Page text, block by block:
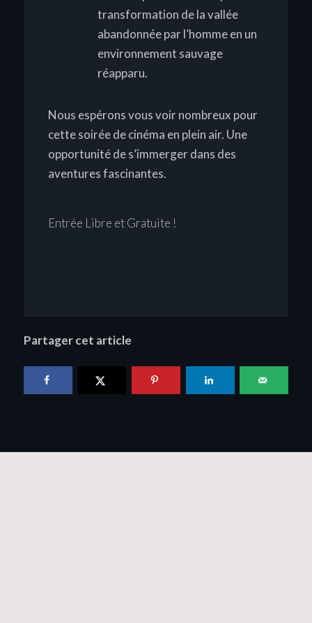
transformation de la vallée
abandonnée par l’homme en un
environnement sauvage
réapparu.
Nous espérons vous voir nombreux pour
cette soirée de cinéma en plein air. Une
opportunité de s’immerger dans des
aventures fascinantes.
Entrée Libre et Gratuite !
Partager cet article